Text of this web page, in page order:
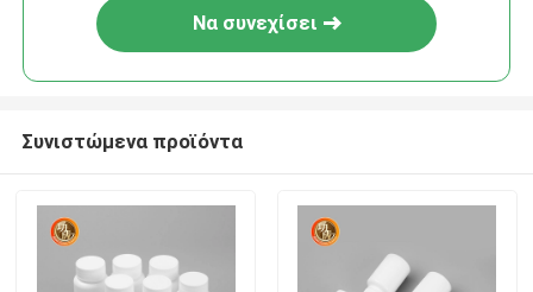
Να συνεχίσει
Συνιστώμενα προϊόντα